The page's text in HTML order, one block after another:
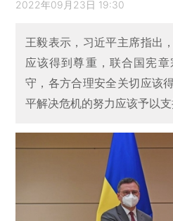
2022年09月23日 19:30
王毅表示，习近平主席指出
应该得到尊重，联合国宪
守，各方合理安全关切应该
平解决危机的努力应该予以